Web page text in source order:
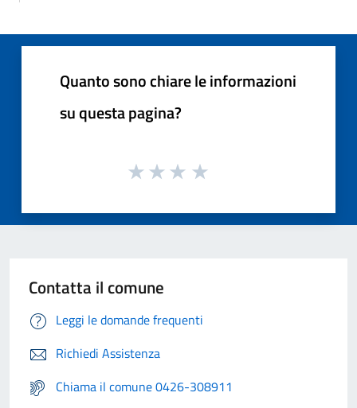
Quanto sono chiare le informazioni
su questa pagina?
Contatta il comune
Leggi le domande frequenti
Richiedi Assistenza
Chiama il comune 0426-308911